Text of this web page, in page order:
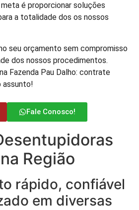
é proporcionar soluções
a totalidade dos os nossos
seu orçamento sem compromisso
dos nossos procedimentos.
Fazenda Pau Dalho: contrate
assunto!
Fale Conosco!
Região
rápido, confiável
em diversas